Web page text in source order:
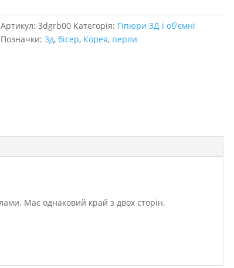
Артикул:3dgrb00 Категорія: Гіпюри 3Д і об'ємні
Позначки:3д,бісер, Корея, перли
Має однаковий край з двох сторін,